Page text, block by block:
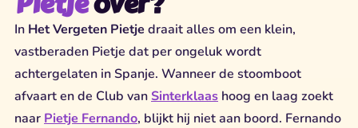
In Het Vergeten Pietjedraait alles om een klein,
vastberaden Pietje dat per ongeluk wordt
achtergelaten in Spanje. Wanneer de stoomboot
afvaart en de Club vanSinterklaas hoog en laag zoekt
naar Pietje Fernando, blijkt hij niet aan boord. Fernando